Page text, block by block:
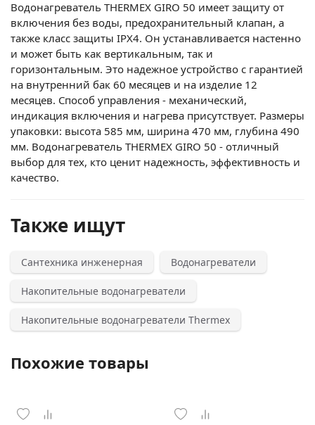
Водонагреватель THERMEX GIRO 50 имеет защиту от
включения без воды, предохранительный клапан, а
также класс защиты IPX4. Он устанавливается настенно
и может быть как вертикальным, так и
горизонтальным. Это надежное устройство с гарантией
на внутренний бак 60 месяцев и на изделие 12
месяцев. Способ управления - механический,
индикация включения и нагрева присутствует. Размеры
упаковки: высота 585 мм, ширина 470 мм, глубина 490
мм. Водонагреватель THERMEX GIRO 50 - отличный
выбор для тех, кто ценит надежность, эффективность и
качество.
Также ищут
Сантехника инженерная Водонагреватели
Накопительные водонагреватели
Накопительные водонагреватели Thermex
Похожие товары